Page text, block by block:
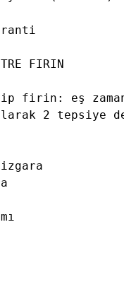
FIRIN
firin: eş
2 tepsiye